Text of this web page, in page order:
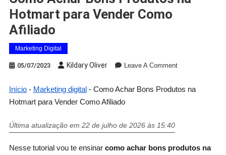
Hotmart para Vender Como
Afiliado
Marketing Digital
05/07/2023 Kildary Oliver Leave A Comment
Início- Marketing digital- Como Achar Bons Produtos na
Hotmart para Vender Como Afiliado
Última atualização em 22 de julho de 2026 às 15:40
Nesse tutorial vou te ensinar como achar bons produtos na